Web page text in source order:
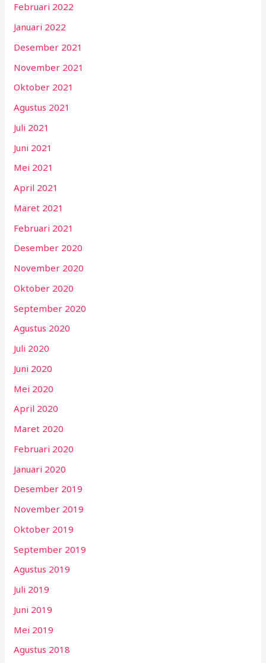
Februari 2022
Januari 2022
Desember 2021
November 2021
Oktober 2021
Agustus 2021
Juli 2021
Juni 2021
Mei 2021
April 2021
Maret 2021
Februari 2021
Desember 2020
November 2020
Oktober 2020
September 2020
Agustus 2020
Juli 2020
Juni 2020
Mei 2020
April 2020
Maret 2020
Februari 2020
Januari 2020
Desember 2019
November 2019
Oktober 2019
September 2019
Agustus 2019
Juli 2019
Juni 2019
Mei 2019
Agustus 2018